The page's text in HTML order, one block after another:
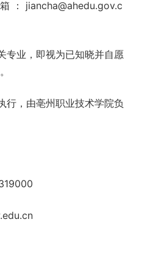
： jiancha@ahedu.gov.c
专业，即视为已知晓并自愿
行，由亳州职业技术学院负